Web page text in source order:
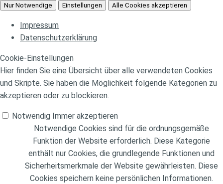
Nur Notwendige Einstellungen Alle Cookies akzeptieren
Impressum
Datenschutzerklärung
Cookie-Einstellungen
Hier finden Sie eine Übersicht über alle verwendeten Cookies
und Skripte. Sie haben die Möglichkeit folgende Kategorien zu
akzeptieren oder zu blockieren.
Notwendig Immer akzeptieren
Notwendige Cookies sind für die ordnungsgemäße
Funktion der Website erforderlich. Diese Kategorie
enthält nur Cookies, die grundlegende Funktionen und
Sicherheitsmerkmale der Website gewährleisten. Diese
Cookies speichern keine persönlichen Informationen.